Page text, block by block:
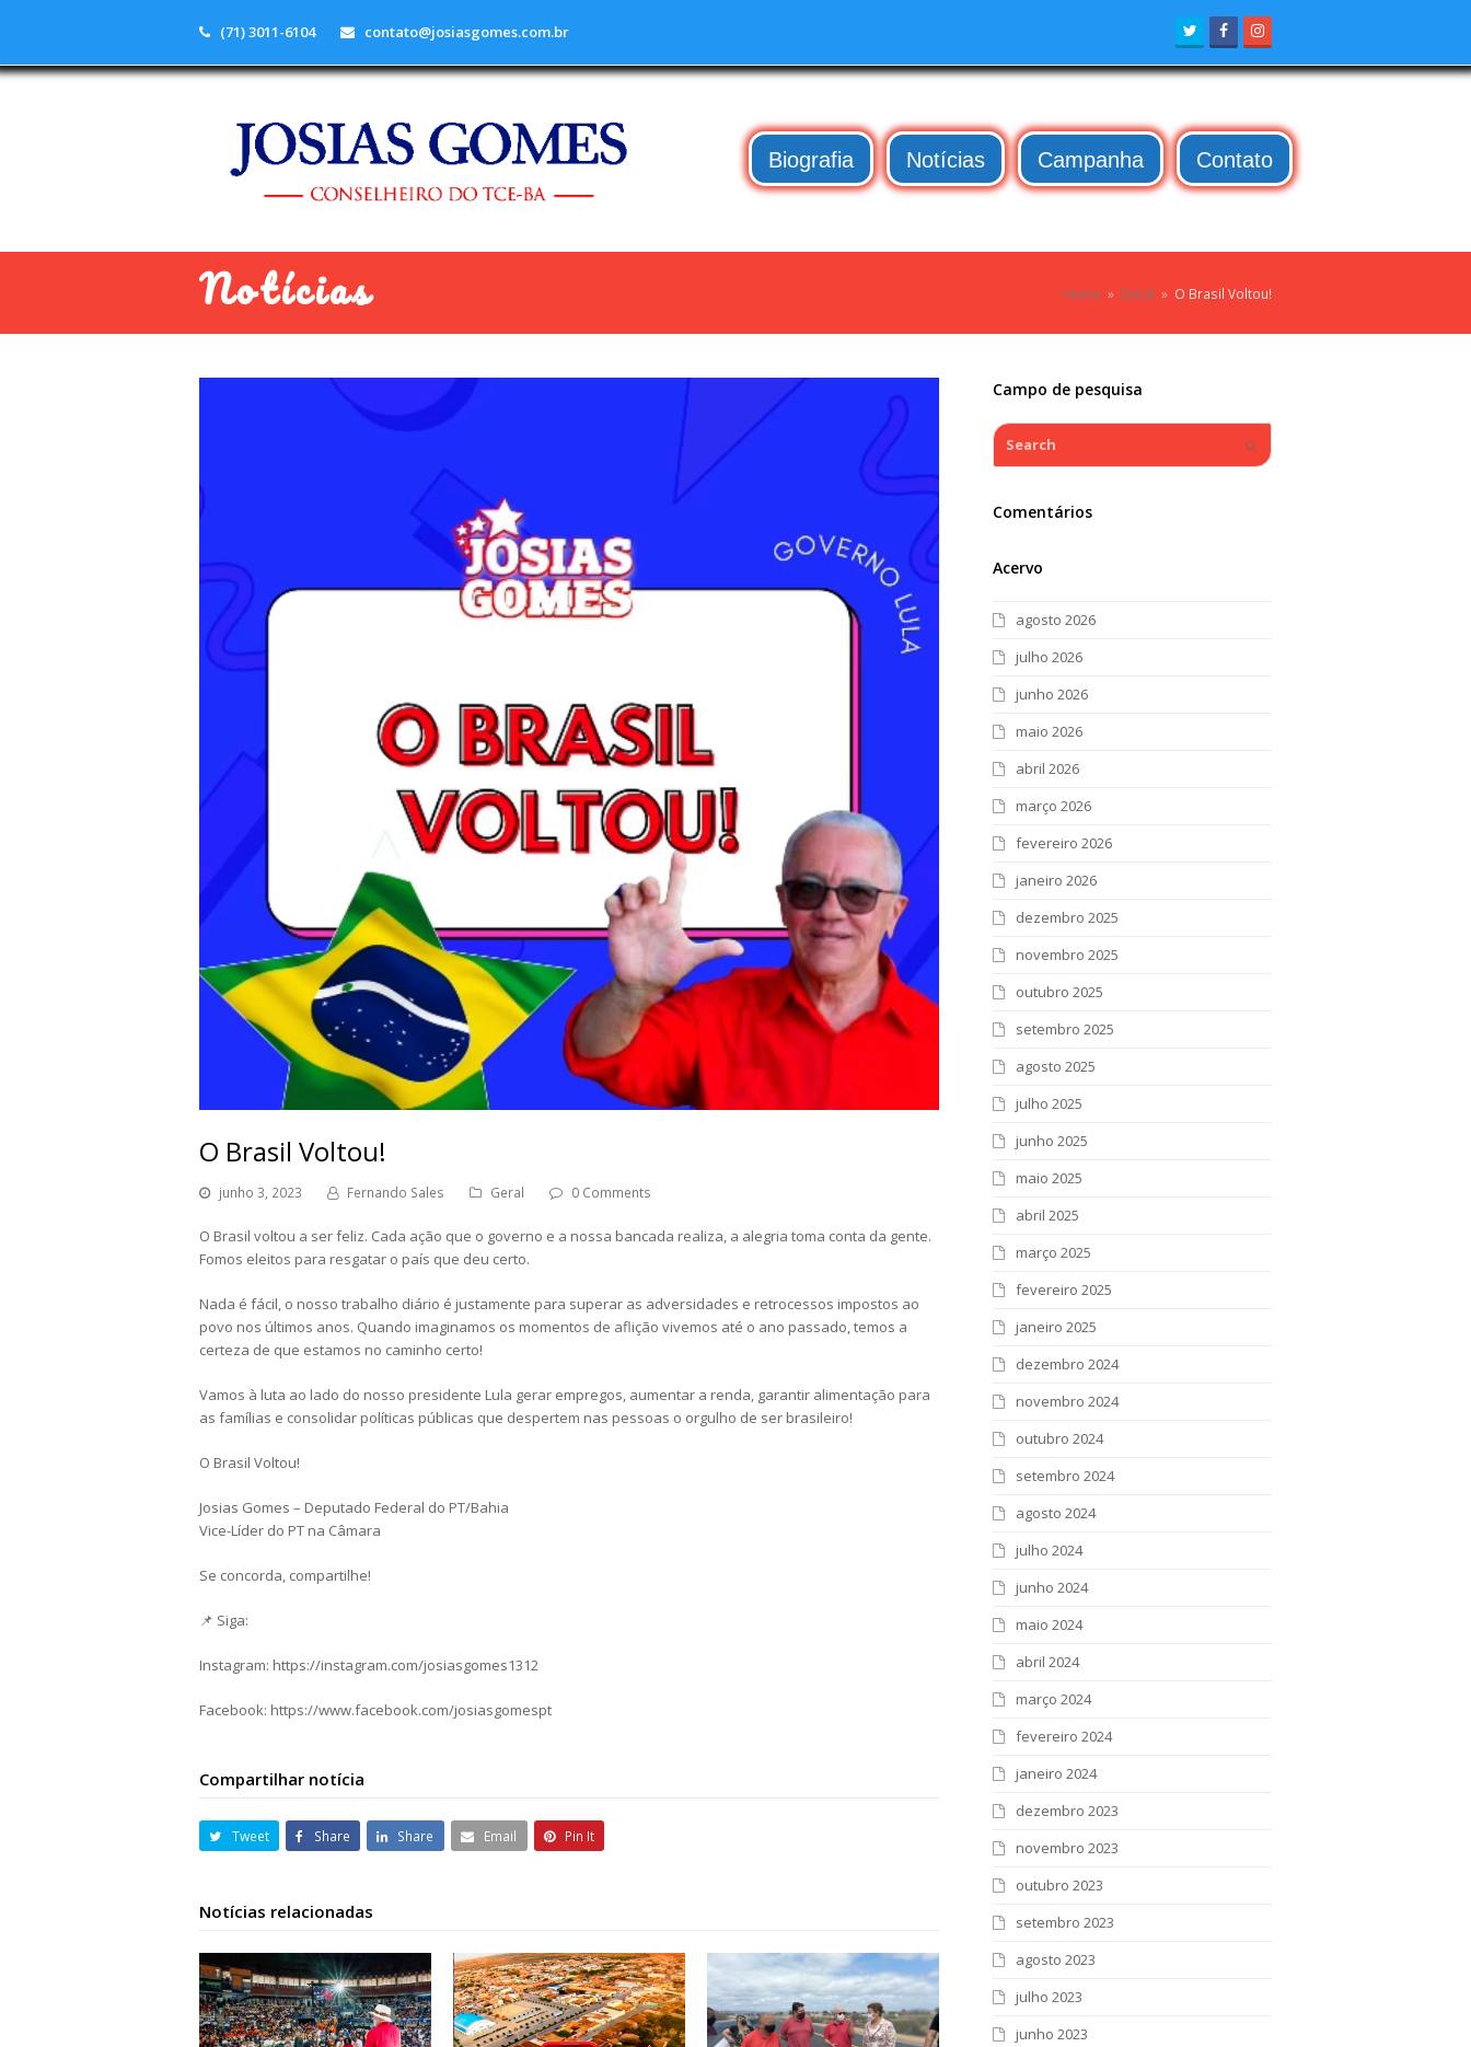
(71) 3011-6104 contato@josiasgomes.com.br TwitterFacebook
Biografia Notícias Campanha Contato
Notícias Home » Geral » O Brasil Voltou!
O Brasil Voltou!
junho 3, 2023 Fernando Sales Geral 0 Comments
O Brasil voltou a ser feliz. Cada ação que o governo e a nossa bancada realiza, a alegria toma conta da gente.
Fomos eleitos para resgatar o país que deu certo.
Nada é fácil, o nosso trabalho diário é justamente para superar as adversidades e retrocessos impostos ao
povo nos últimos anos. Quando imaginamos os momentos de aflição vivemos até o ano passado, temos a
certeza de que estamos no caminho certo!
Vamos à luta ao lado do nosso presidente Lula gerar empregos, aumentar a renda, garantir alimentação para
as famílias e consolidar políticas públicas que despertem nas pessoas o orgulho de ser brasileiro!
O Brasil Voltou!
Josias Gomes – Deputado Federal do PT/Bahia
Vice-Líder do PT na Câmara
Se concorda, compartilhe!
📌 Siga:
Instagram: https://instagram.com/josiasgomes1312
Facebook: https://www.facebook.com/josiasgomespt
Compartilhar notícia
Tweet Share Share Email Pin It
Notícias relacionadas
Campo de pesquisa
Search
Comentários
Acervo
agosto 2026
julho 2026
junho 2026
maio 2026
abril 2026
março 2026
fevereiro 2026
janeiro 2026
dezembro 2025
novembro 2025
outubro 2025
setembro 2025
agosto 2025
julho 2025
junho 2025
maio 2025
abril 2025
março 2025
fevereiro 2025
janeiro 2025
dezembro 2024
novembro 2024
outubro 2024
setembro 2024
agosto 2024
julho 2024
junho 2024
maio 2024
abril 2024
março 2024
fevereiro 2024
janeiro 2024
dezembro 2023
novembro 2023
outubro 2023
setembro 2023
agosto 2023
julho 2023
junho 2023